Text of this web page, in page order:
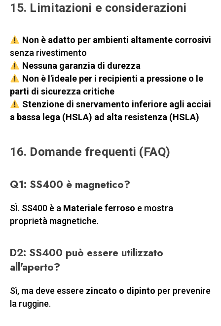
15. Limitazioni e considerazioni
Non è adatto per ambienti altamente corrosivi
senza rivestimento
Nessuna garanzia di durezza
Non è l'ideale per i recipienti a pressione o le
parti di sicurezza critiche
Stenzione di snervamento inferiore agli acciai
a bassa lega (HSLA) ad alta resistenza (HSLA)
16. Domande frequenti (FAQ)
Q1: SS400 è magnetico?
SÌ. SS400 è a Materiale ferroso e mostra
proprietà magnetiche.
D2: SS400 può essere utilizzato
all'aperto?
Sì, ma deve essere zincato o dipinto per prevenire
la ruggine.